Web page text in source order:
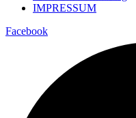
IMPRESSUM
Facebook